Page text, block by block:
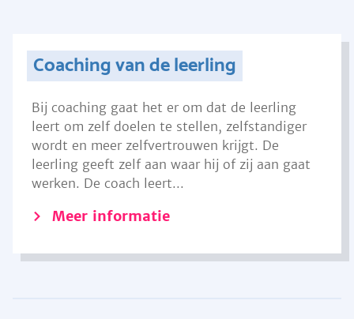
Coaching van de leerling
Bij coaching gaat het er om dat de leerling
leert om zelf doelen te stellen, zelfstandiger
wordt en meer zelfvertrouwen krijgt. De
leerling geeft zelf aan waar hij of zij aan gaat
werken. De coach leert...
Meer informatie